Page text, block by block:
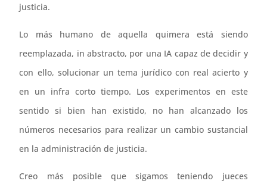
justicia.
Lo más humano de aquella quimera está siendo
reemplazada, in abstracto, por una IA capaz de decidir y
con ello, solucionar un tema jurídico con real acierto y
en un infra corto tiempo. Los experimentos en este
sentido si bien han existido, no han alcanzado los
números necesarios para realizar un cambio sustancial
en la administración de justicia.
Creo más posible que sigamos teniendo jueces